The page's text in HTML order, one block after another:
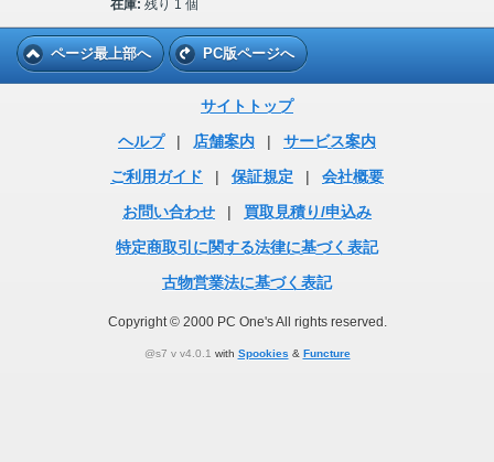
在庫: 残り 1 個
ページ最上部へ PC版ページへ
サイトトップ
ヘルプ
| 店舗案内 |
サービス案内
ご利用ガイド
| 保証規定 |
会社概要
お問い合わせ
|
買取見積り/申込み
特定商取引に関する法律に基づく表記
古物営業法に基づく表記
Copyright © 2000 PC One's All rights reserved.
@s7 v v4.0.1 with Spookies & Functure